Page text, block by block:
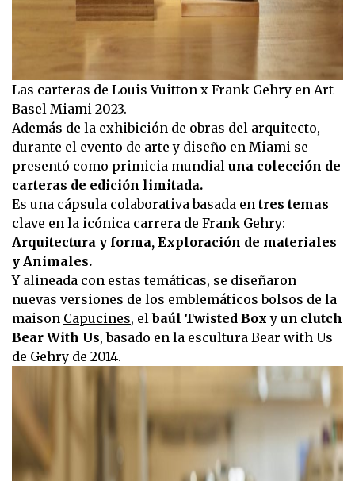
Las carteras de Louis Vuitton x Frank Gehry en Art
Basel Miami 2023.
Además de la exhibición de obras del arquitecto,
durante el evento de arte y diseño en Miami se
presentó como primicia mundial una colección de
carteras de edición limitada.
Es una cápsula colaborativa basada en tres temas
clave en la icónica carrera de Frank Gehry:
Arquitectura y forma, Exploración de materiales
y Animales.
Y alineada con estas temáticas, se diseñaron
nuevas versiones de los emblemáticos bolsos de la
maison Capucines, elbaúl Twisted Box y un clutch
Bear With Us, basado en la escultura Bear with Us
de Gehry de 2014.